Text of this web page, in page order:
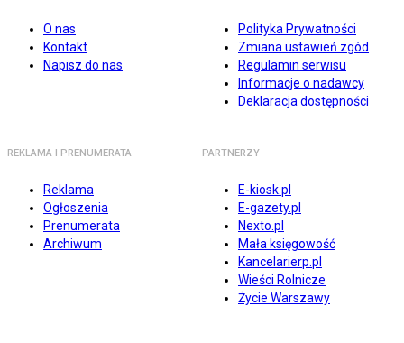
O nas
Kontakt
Napisz do nas
Polityka Prywatności
Zmiana ustawień zgód
Regulamin serwisu
Informacje o nadawcy
Deklaracja dostępności
REKLAMA I PRENUMERATA
Reklama
Ogłoszenia
Prenumerata
Archiwum
PARTNERZY
E-kiosk.pl
E-gazety.pl
Nexto.pl
Mała księgowość
Kancelarierp.pl
Wieści Rolnicze
Życie Warszawy